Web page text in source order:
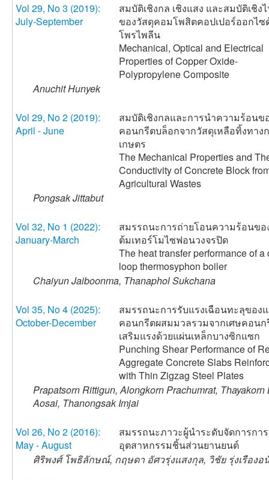
Vol 29, No 3 (2019):
July-September
สมบัติเชิงกล เชิงแสง และสมบัติเชิง
ของวัสดุคอมโพสิตคอปเปอร์ออกไซ
โพรไพลีน
Mechanical, Optical and Electrical
Properties of Copper Oxide-
Polypropylene Composite
Anuchit Hunyek
Vol 29, No 2 (2019):
April - June
สมบัติเชิงกลและการนำความร้อนข
คอนกรีตบล็อกจากวัสดุเหลือทิ้งทาง
เกษตร
The Mechanical Properties and
Conductivity of Concrete Block
Agricultural Wastes
Pongsak Jittabut
Vol 32, No 1 (2022):
January-March
สมรรถนะการถ่ายโอนความร้อนข
ต้มเทอร์โมไซฟอนวงจรปิด
The heat transfer performance of a
loop thermosyphon boiler
Chaiyun Jaiboonma, Thanaphol Sukchana
Vol 35, No 4 (2025):
October-December
สมรรถนะการรับแรงเฉือนทะลุของ
คอนกรีตผสมมวลรวมจากเศษคอนก
เสริมแรงด้วยแผ่นเหล็กบางซิกแซก
Punching Shear Performance of
Aggregate Concrete Slabs
with Thin Zigzag Steel Plates
Prapatsorn Rittigun, Alongkorn Prachumrat,
Aosai, Thanongsak Imjai
Vol 26, No 2 (2016):
May - August
สมรรถนะภาวะผู้นำระดับจัดการกา
อุตสาหกรรมชิ้นส่วนยานยนต์
ศิริพงศ์ โพธิลักษณ์, กฤษดา อัศวรุ่งแสงกุล, วิชัย รุ่งเรือง